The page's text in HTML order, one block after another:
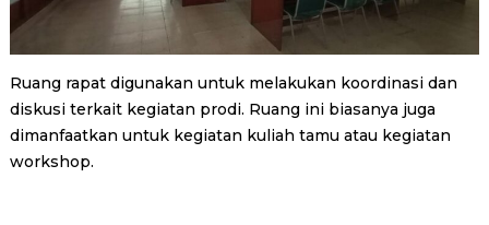
Ruang rapat digunakan untuk melakukan koordinasi dan
diskusi terkait kegiatan prodi. Ruang ini biasanya juga
dimanfaatkan untuk kegiatan kuliah tamu atau kegiatan
workshop.